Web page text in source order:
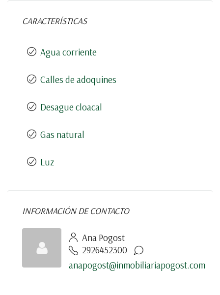
CARACTERÍSTICAS
Agua corriente
Calles de adoquines
Desague cloacal
Gas natural
Luz
INFORMACIÓN DE CONTACTO
Ana Pogost
2926452300
anapogost@inmobiliariapogost.com